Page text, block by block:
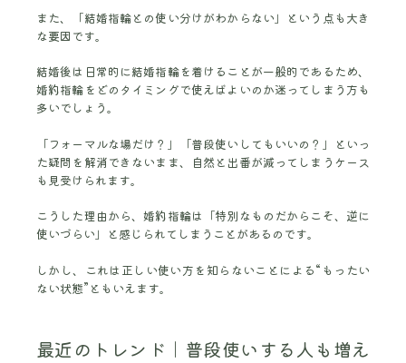
また、「結婚指輪との使い分けがわからない」という点も大き
な要因です。
結婚後は日常的に結婚指輪を着けることが一般的であるため、
婚約指輪をどのタイミングで使えばよいのか迷ってしまう方も
多いでしょう。
「フォーマルな場だけ？」「普段使いしてもいいの？」といっ
た疑問を解消できないまま、自然と出番が減ってしまうケース
も見受けられます。
こうした理由から、婚約指輪は「特別なものだからこそ、逆に
使いづらい」と感じられてしまうことがあるのです。
しかし、これは正しい使い方を知らないことによる“もったい
ない状態”ともいえます。
最近のトレンド｜普段使いする人も増え